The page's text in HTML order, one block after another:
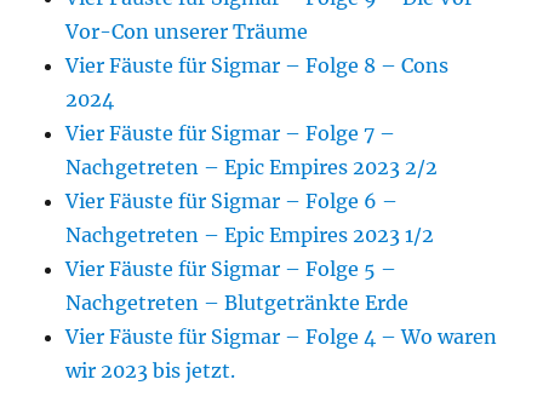
Vor-Con unserer Träume
Vier Fäuste für Sigmar – Folge 8 – Cons
2024
Vier Fäuste für Sigmar – Folge 7 –
Nachgetreten – Epic Empires 2023 2/2
Vier Fäuste für Sigmar – Folge 6 –
Nachgetreten – Epic Empires 2023 1/2
Vier Fäuste für Sigmar – Folge 5 –
Nachgetreten – Blutgetränkte Erde
Vier Fäuste für Sigmar – Folge 4 – Wo waren
wir 2023 bis jetzt.